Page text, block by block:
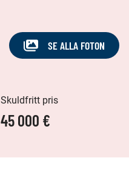
SE ALLA FOTON
Skuldfritt pris
45 000 €